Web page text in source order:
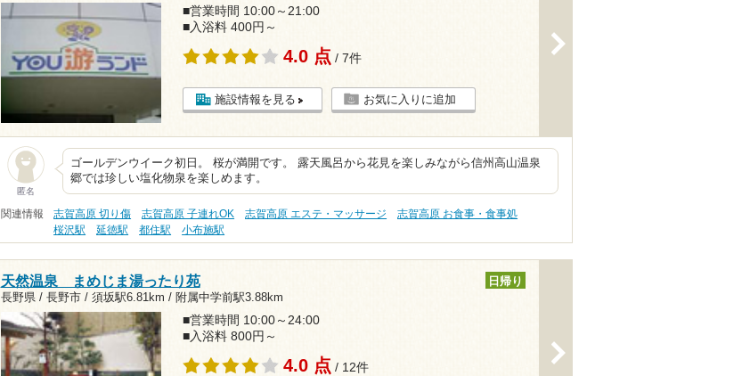
■営業時間 10:00～21:00
■入浴料 400円～
4.0 点 / 7件
施設情報を見る お気に入りに追加
匿名
ゴールデンウイーク初日。 桜が満開です。 露天風呂から花見を楽しみながら信州高山温泉
郷では珍しい塩化物泉を楽しめます。
関連情報 志賀高原 切り傷 志賀高原 子連れOK 志賀高原 エステ・マッサージ
志賀高原 お食事・食事処
桜沢駅
延徳駅 都住駅 小布施駅
天然温泉 まめじま湯ったり苑
長野県 / 長野市 / 須坂駅6.81km / 附属中学前駅3.88km
日帰り
■営業時間 10:00～24:00
■入浴料 800円～
4.0 点 / 12件